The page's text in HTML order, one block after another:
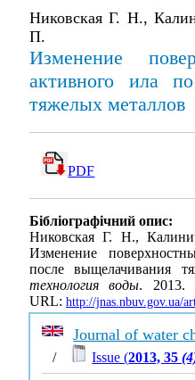
Никовская Г. Н.,
П.
Изменение
активного ила
тяжелых металлов
PDF
Бібліографічний опис:
Никовская Г. Н.,
Изменение
после выщелачивания
технология воды.
URL: http://jnas.nbuv.gov.ua/
Journal of water
/ Issue (2013, 35